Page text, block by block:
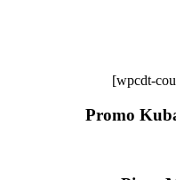
[wpcdt-
Promo